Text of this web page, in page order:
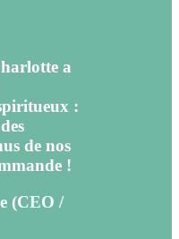
a
:
de nos
!
(CEO /